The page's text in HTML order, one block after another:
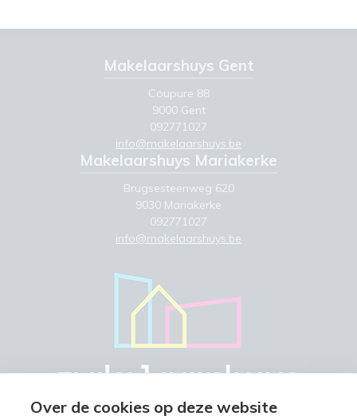
Makelaarshuys Gent
Coupure 88
9000 Gent
092771027
info@makelaarshuys.be
Makelaarshuys Mariakerke
Brugsesteenweg 620
9030 Mariakerke
092771027
info@makelaarshuys.be
Over de cookies op deze website